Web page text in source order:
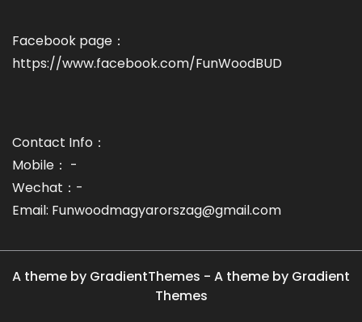
Facebook page：
https://www.facebook.com/FunWoodBUD
Contact Info：
Mobile： -
Wechat：-
Email: Funwoodmagyarorszag@gmail.com
A theme by GradientThemes - A theme by Gradient
Themes